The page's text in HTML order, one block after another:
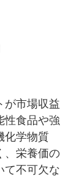
が市場収益
性食品や強
化学物質
、栄養価の
て不可欠な